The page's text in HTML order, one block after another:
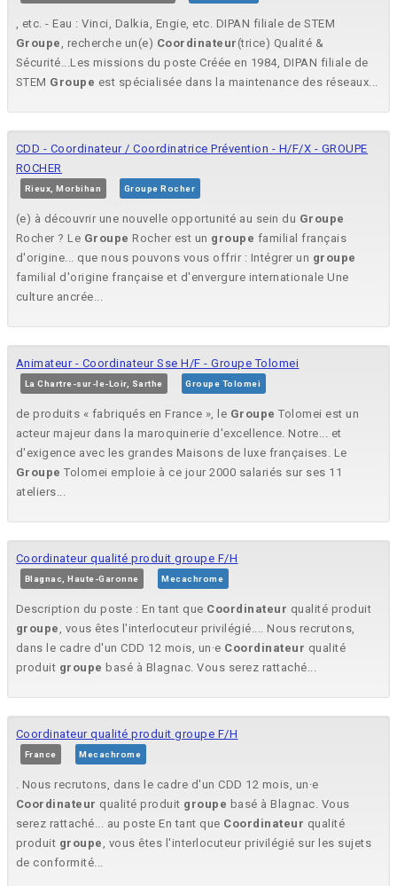
, etc. - Eau : Vinci, Dalkia, Engie, etc. DIPAN filiale de STEM
Groupe, recherche un(e) Coordinateur (trice) Qualité &
Sécurité...Les missions du poste Créée en 1984, DIPAN filiale de
STEM Groupe est spécialisée dans la maintenance des réseaux...
CDD - Coordinateur / Coordinatrice Prévention - H/F/X - GROUPE
ROCHER
Rieux, Morbihan Groupe Rocher
(e) à découvrir une nouvelle opportunité au sein du Groupe
Rocher ? Le Groupe Rocher est un groupe familial français
d'origine... que nous pouvons vous offrir : Intégrer un groupe
familial d'origine française et d'envergure internationale Une
culture ancrée...
Animateur - Coordinateur Sse H/F - Groupe Tolomei
La Chartre-sur-le-Loir, Sarthe Groupe Tolomei
de produits « fabriqués en France », le Groupe Tolomei est un
acteur majeur dans la maroquinerie d'excellence. Notre... et
d'exigence avec les grandes Maisons de luxe françaises. Le
Groupe Tolomei emploie à ce jour 2000 salariés sur ses 11
ateliers...
Coordinateur qualité produit groupe F/H
Blagnac, Haute-Garonne Mecachrome
Description du poste : En tant que Coordinateur qualité produit
groupe, vous êtes l'interlocuteur privilégié.... Nous recrutons,
dans le cadre d'un CDD 12 mois, un·e Coordinateur qualité
produit groupe basé à Blagnac. Vous serez rattaché...
Coordinateur qualité produit groupe F/H
France Mecachrome
. Nous recrutons, dans le cadre d'un CDD 12 mois, un·e
Coordinateur qualité produit groupe basé à Blagnac. Vous
serez rattaché... au poste En tant que Coordinateur qualité
produit groupe, vous êtes l'interlocuteur privilégié sur les sujets
de conformité...